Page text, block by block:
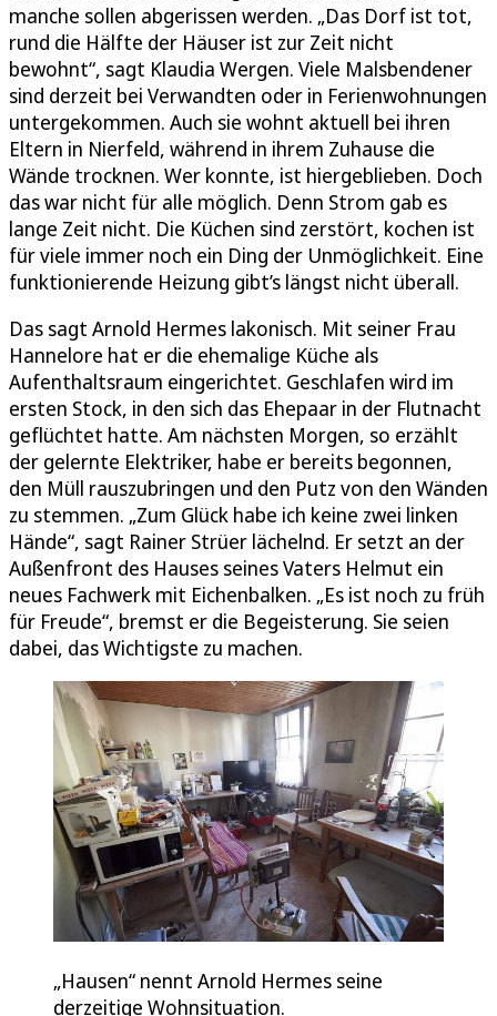
manche sollen abgerissen werden. „Das Dorf ist tot,
rund die Hälfte der Häuser ist zur Zeit nicht
bewohnt“, sagt Klaudia Wergen. Viele Malsbendener
sind derzeit bei Verwandten oder in Ferienwohnungen
untergekommen. Auch sie wohnt aktuell bei ihren
Eltern in Nierfeld, während in ihrem Zuhause die
Wände trocknen. Wer konnte, ist hiergeblieben. Doch
das war nicht für alle möglich. Denn Strom gab es
lange Zeit nicht. Die Küchen sind zerstört, kochen ist
für viele immer noch ein Ding der Unmöglichkeit. Eine
funktionierende Heizung gibt’s längst nicht überall.
Das sagt Arnold Hermes lakonisch. Mit seiner Frau
Hannelore hat er die ehemalige Küche als
Aufenthaltsraum eingerichtet. Geschlafen wird im
ersten Stock, in den sich das Ehepaar in der Flutnacht
geflüchtet hatte. Am nächsten Morgen, so erzählt
der gelernte Elektriker, habe er bereits begonnen,
den Müll rauszubringen und den Putz von den Wänden
zu stemmen. „Zum Glück habe ich keine zwei linken
Hände“, sagt Rainer Strüer lächelnd. Er setzt an der
Außenfront des Hauses seines Vaters Helmut ein
neues Fachwerk mit Eichenbalken. „Es ist noch zu früh
für Freude“, bremst er die Begeisterung. Sie seien
dabei, das Wichtigste zu machen.
„Hausen“ nennt Arnold Hermes seine
derzeitige Wohnsituation.